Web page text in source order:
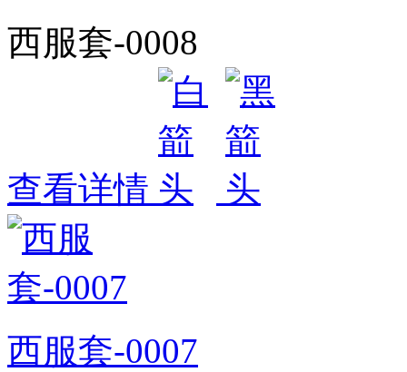
西服套-0008
查看详情
西服套-0007